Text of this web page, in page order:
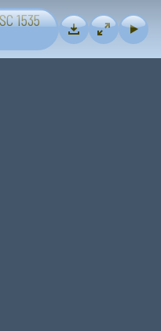
planten
1535